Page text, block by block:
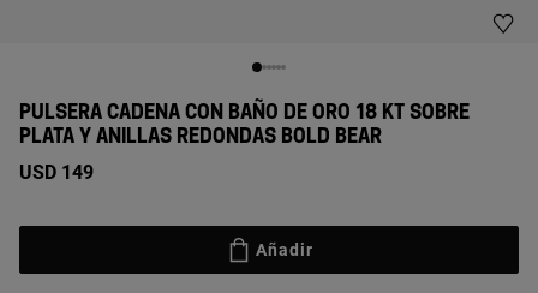
PULSERA CADENA CON BAÑO DE ORO 18 KT SOBRE
PLATA Y ANILLAS REDONDAS BOLD BEAR
USD 149
Añadir